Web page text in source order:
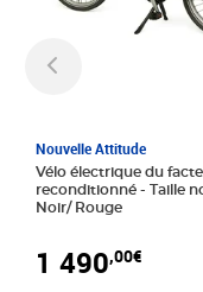
Nouvelle Attitude
Vélo électrique du
reconditionné - Taille normale -
Noir/ Rouge
1 490,00€